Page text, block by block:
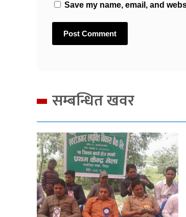
Save my name, email, and
सम्बन्धित खवर